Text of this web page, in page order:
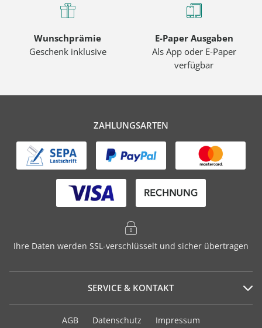
Wunschprämie
Geschenk inklusive
E-Paper Ausgaben
Als App oder E-Paper
verfügbar
ZAHLUNGSARTEN
Ihre Daten werden SSL-verschlüsselt und sicher übertragen
SERVICE & KONTAKT
Serviceportal
AGB Datenschutz Impressum